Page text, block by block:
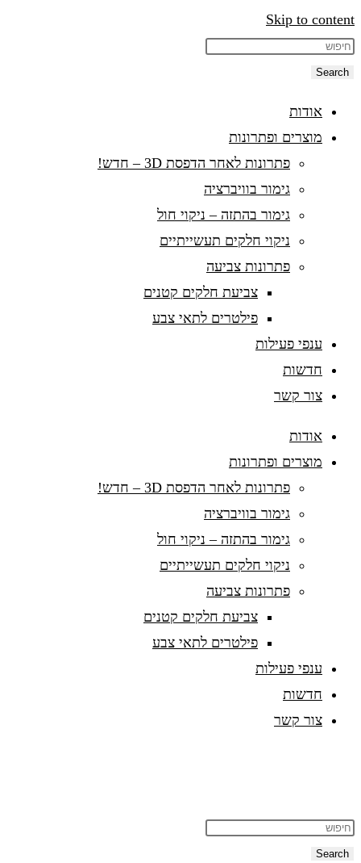
Skip to content
Search
אודות
מוצרים ופתרונות
פתרונות לאחר הדפסת 3D – חדש!
גימור בוויברציה
גימור בהתזה – ניקוי חול
ניקוי חלקים תעשייתיים
פתרונות צביעה
צביעת חלקים קטנים
פילטרים לתאי צבע
ענפי פעילות
חדשות
צור קשר
אודות
מוצרים ופתרונות
פתרונות לאחר הדפסת 3D – חדש!
גימור בוויברציה
גימור בהתזה – ניקוי חול
ניקוי חלקים תעשייתיים
פתרונות צביעה
צביעת חלקים קטנים
פילטרים לתאי צבע
ענפי פעילות
חדשות
צור קשר
Search